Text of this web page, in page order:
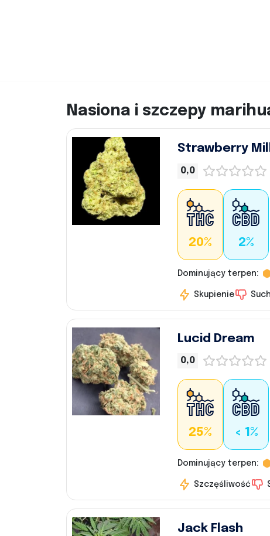
Nasiona i szczepy
Strawberry
0,0
20% 2%
Dominujący terpen:
Skupienie
Lucid Dream
0,0
25% < 1%
Dominujący terpen:
Szczęśliwość
Jack Flash